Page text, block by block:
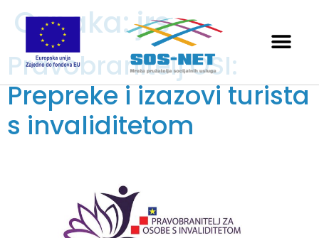
Oznaka:jrs
Pravobranitelj OSI:
Prepreke i izazovi turista
s invaliditetom